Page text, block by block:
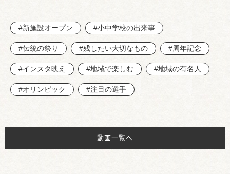
#新施設オープン #小中学校の出来事
#伝統の祭り #残したい大切なもの #周年記念
#インスタ映え #地域で楽しむ #地域の有名人
#オリンピック #注目の選手
動画一覧へ